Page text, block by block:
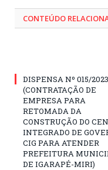
CONTEÚDO
DISPENSA Nº 015/2023
(CONTRATAÇÃO DE
EMPRESA PARA
RETOMADA DA
CONSTRUÇÃO DO
INTEGRADO DE
CIG PARA ATENDER
PREFEITURA
DE IGARAPÉ-MIRI)